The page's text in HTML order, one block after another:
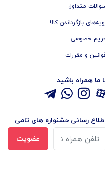
متداول
بازگرداندن کالا
خصوصی
و مقررات
ما همراه باشید
رسانی جشنواره های تامی
عضویت